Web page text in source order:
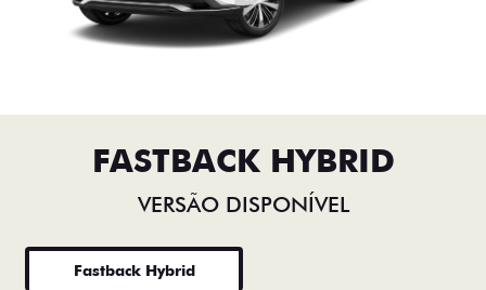
FASTBACK HYBRID
VERSÃO DISPONÍVEL
Fastback Hybrid